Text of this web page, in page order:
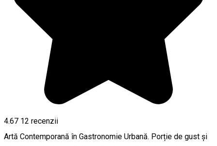
4.67 12 recenzii
Artă Contemporană în Gastronomie Urbană. Porție de gust și